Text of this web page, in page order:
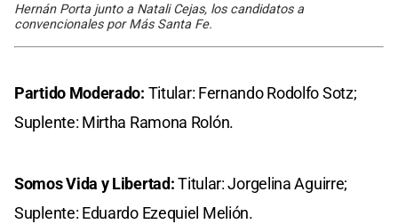
Hernán Porta junto a Natali Cejas, los candidatos a
convencionales por Más Santa Fe.
Partido Moderado: Titular: Fernando Rodolfo Sotz;
Suplente: Mirtha Ramona Rolón.
Somos Vida y Libertad:Titular: Jorgelina Aguirre;
Suplente: Eduardo Ezequiel Melión.